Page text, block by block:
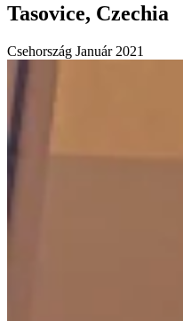
Tasovice, Czechia
Csehország Január 2021